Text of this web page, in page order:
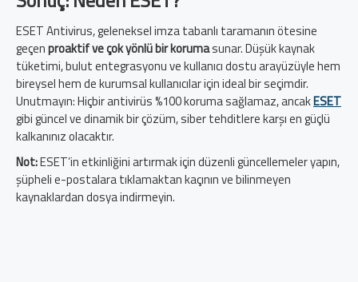
ESET Antivirus, geleneksel imza tabanlı taramanın ötesine
geçenproaktif ve çok yönlü bir korumasunar. Düşük kaynak
tüketimi, bulut entegrasyonu ve kullanıcı dostu arayüzüyle hem
bireysel hem de kurumsal kullanıcılar için ideal bir seçimdir.
Unutmayın: Hiçbir antivirüs %100 koruma sağlamaz, ancakESET
gibi güncel ve dinamik bir çözüm, siber tehditlere karşı en güçlü
kalkanınız olacaktır.
Not:ESET’in etkinliğini artırmak için düzenli güncellemeler yapın,
şüpheli e-postalara tıklamaktan kaçının ve bilinmeyen
kaynaklardan dosya indirmeyin.